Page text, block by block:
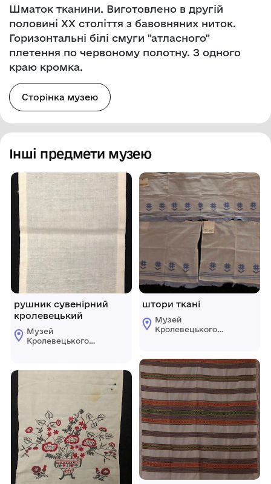
Шматок тканини. Виготовлено в другій
половині ХХ століття з бавовняних ниток.
Горизонтальні білі смуги "атласного"
плетення по червоному полотну. З одного
краю кромка.
Сторінка музею
Інші предмети музею
рушник сувенірний
кролевецький
Музей
Кролевецького
міської ради
штори ткані
Музей
Кролевецького
міської ради